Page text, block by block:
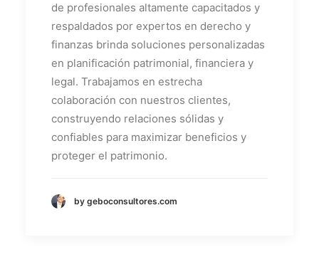
de profesionales altamente capacitados y
respaldados por expertos en derecho y
finanzas brinda soluciones personalizadas
en planificación patrimonial, financiera y
legal. Trabajamos en estrecha
colaboración con nuestros clientes,
construyendo relaciones sólidas y
confiables para maximizar beneficios y
proteger el patrimonio.
by geboconsultores.com